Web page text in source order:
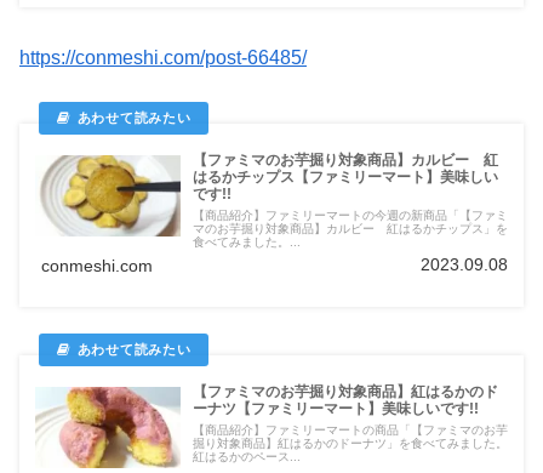
https://conmeshi.com/post-66485/
【ファミマのお芋掘り対象商品】カルビー 紅
はるかチップス【ファミリーマート】美味しい
です!!
【商品紹介】ファミリーマートの今週の新商品「【ファミ
マのお芋掘り対象商品】カルビー 紅はるかチップス」を
食べてみました。...
conmeshi.com 2023.09.08
【ファミマのお芋掘り対象商品】紅はるかのド
ーナツ【ファミリーマート】美味しいです!!
【商品紹介】ファミリーマートの商品「【ファミマのお芋
掘り対象商品】紅はるかのドーナツ」を食べてみました。
紅はるかのペース...